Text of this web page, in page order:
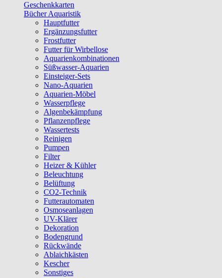
Geschenkkarten
Bücher Aquaristik
Hauptfutter
Ergänzungsfutter
Frostfutter
Futter für Wirbellose
Aquarienkombinationen
Süßwasser-Aquarien
Einsteiger-Sets
Nano-Aquarien
Aquarien-Möbel
Wasserpflege
Algenbekämpfung
Pflanzenpflege
Wassertests
Reinigen
Pumpen
Filter
Heizer & Kühler
Beleuchtung
Belüftung
CO2-Technik
Futterautomaten
Osmoseanlagen
UV-Klärer
Dekoration
Bodengrund
Rückwände
Ablaichkästen
Kescher
Sonstiges